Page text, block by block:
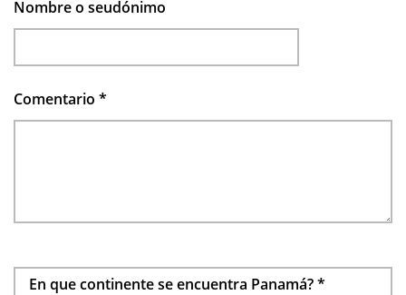
Nombre o seudónimo
Comentario *
En que continente se encuentra Panamá?*